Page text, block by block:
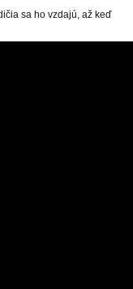
sa ho vzdajú, až keď